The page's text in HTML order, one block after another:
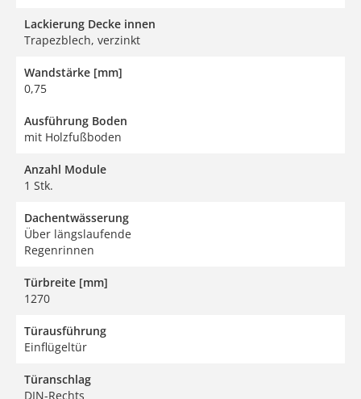
Lackierung Decke innen
Trapezblech, verzinkt
Wandstärke [mm]
0,75
Ausführung Boden
mit Holzfußboden
Anzahl Module
1 Stk.
Dachentwässerung
Über längslaufende
Regenrinnen
Türbreite [mm]
1270
Türausführung
Einflügeltür
Türanschlag
DIN-Rechts